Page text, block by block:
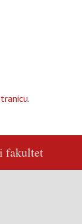
.
fakultet